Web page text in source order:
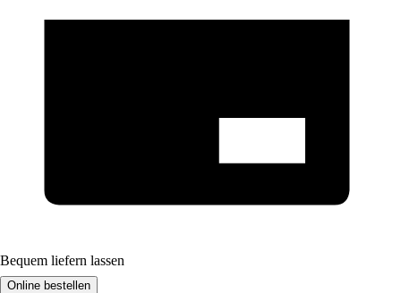
Bequem liefern lassen
Online bestellen